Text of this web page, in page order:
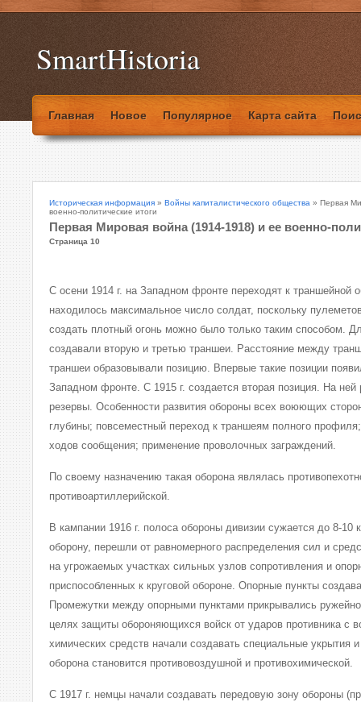
SmartHistoria
Главная Новое Популярное Карта сайта
Историческая информация » Войны капиталистического общества » Первая
военно-политические итоги
Первая Мировая война (1914-1918) и ее военно-
Страница 10
С осени 1914 г. на Западном фронте переходят к траншейной
находилось максимальное число солдат, поскольку
создать плотный огонь можно было только таким способом.
создавали вторую и третью траншеи. Расстояние между
траншеи образовывали позицию. Впервые такие позиции
Западном фронте. С 1915 г. создается вторая позиция. На
резервы. Особенности развития обороны всех воюющих
глубины; повсеместный переход к траншеям полного
ходов сообщения; применение проволочных заграждений.
По своему назначению такая оборона являлась
противоартиллерийской.
В кампании 1916 г. полоса обороны дивизии сужается до 8-10
оборону, перешли от равномерного распределения сил и
на угрожаемых участках сильных узлов сопротивления и
приспособленных к круговой обороне. Опорные пункты
Промежутки между опорными пунктами прикрывались
целях защиты обороняющихся войск от ударов противника с
химических средств начали создавать специальные укрытия
оборона становится противовоздушной и противохимической.
С 1917 г. немцы начали создавать передовую зону обороны